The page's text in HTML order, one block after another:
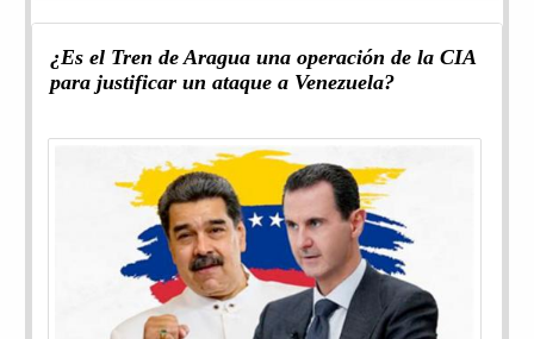
¿Es el Tren de Aragua una operación de la CIA
para justificar un ataque a Venezuela?